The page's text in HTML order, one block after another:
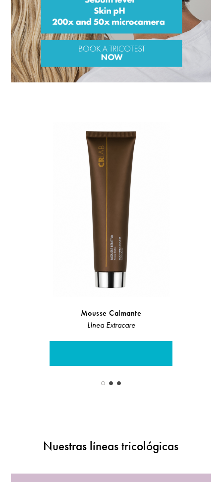
Mousse Calmante
LInea Extracare
Nuestras líneas tricológicas